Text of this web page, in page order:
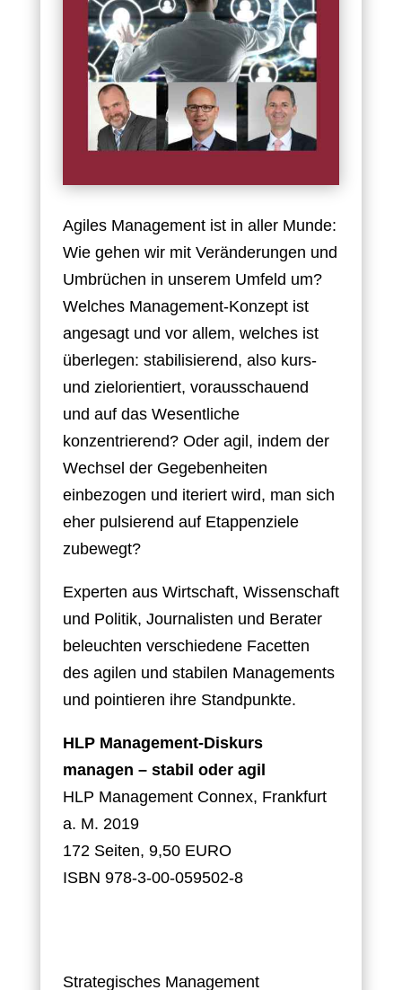
Agiles Management ist in aller Munde:
Wie gehen wir mit Veränderungen und
Umbrüchen in unserem Umfeld um?
Welches Management-Konzept ist
angesagt und vor allem, welches ist
überlegen: stabilisierend, also kurs-
und zielorientiert, vorausschauend
und auf das Wesentliche
konzentrierend? Oder agil, indem der
Wechsel der Gegebenheiten
einbezogen und iteriert wird, man sich
eher pulsierend auf Etappenziele
zubewegt?
Experten aus Wirtschaft, Wissenschaft
und Politik, Journalisten und Berater
beleuchten verschiedene Facetten
des agilen und stabilen Managements
und pointieren ihre Standpunkte.
HLP Management-Diskurs
managen – stabil oder agil
HLP Management Connex, Frankfurt
a. M. 2019
172 Seiten, 9,50 EURO
ISBN 978-3-00-059502-8
Strategisches Management